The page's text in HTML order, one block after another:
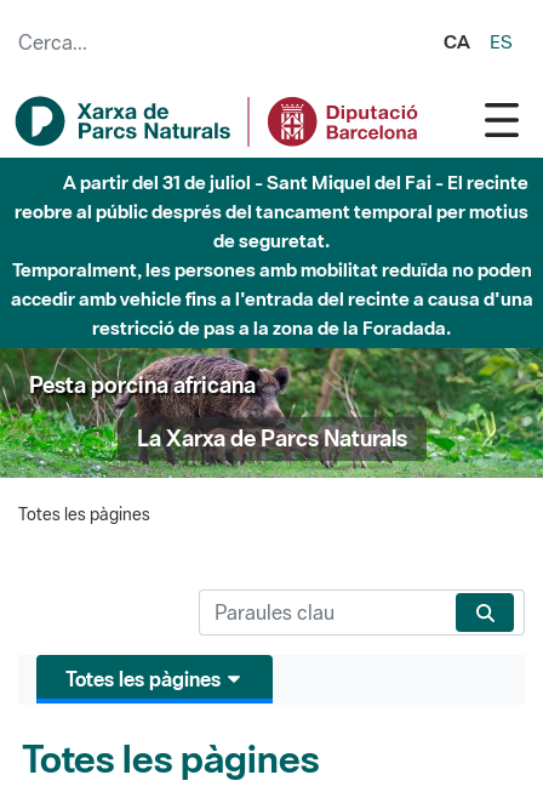
CA ES
A partir del 31 de juliol - Sant Miquel del Fai - El recinte
reobre al públic després del tancament temporal per motius
de seguretat.
Temporalment, les persones amb mobilitat reduïda no poden
accedir amb vehicle fins a l'entrada del recinte a causa d'una
restricció de pas a la zona de la Foradada.
Pesta porcina africana
La Xarxa de Parcs Naturals
Totes les pàgines
Totes les pàgines
Totes les pàgines